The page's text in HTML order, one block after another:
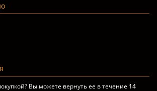
Вы можете вернуть ее в течение 14